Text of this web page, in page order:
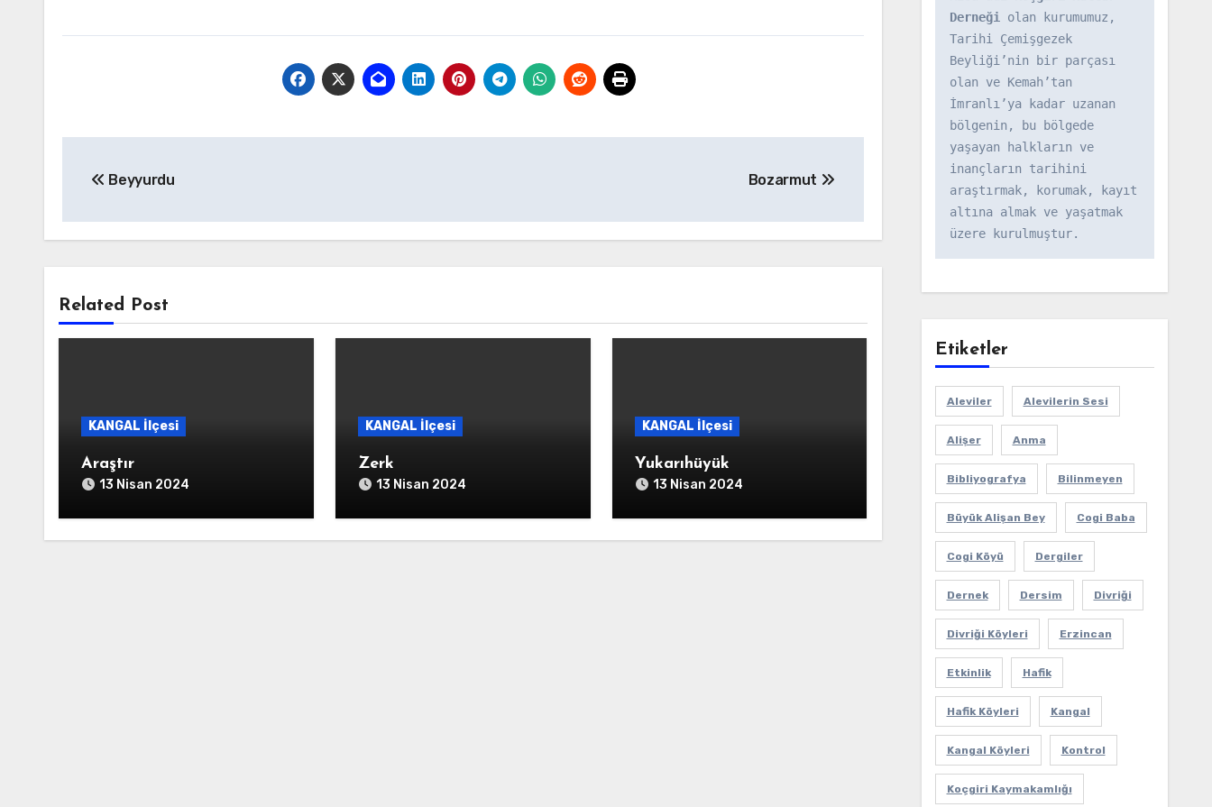
gezinmesi
Beyyurdu Bozarmut
Related Post
KANGAL İlçesi
Araştır
13 Nisan 2024
KANGAL İlçesi
Zerk
13 Nisan 2024
KANGAL İlçesi
Yukarıhüyük
13 Nisan 2024
Derneği olan kurumumuz,
Tarihi Çemişgezek
Beyliği’nin bir parçası
olan ve Kemah’tan
İmranlı’ya kadar uzanan
bölgenin, bu bölgede
yaşayan halkların ve
inançların tarihini
araştırmak, korumak, kayıt
altına almak ve yaşatmak
üzere kurulmuştur.
Etiketler
Aleviler Alevilerin Sesi
Alişer Anma
Bibliyografya Bilinmeyen
Büyük Alişan Bey Cogi Baba
Cogi Köyü Dergiler
Dernek Dersim Divriği
Divriği Köyleri Erzincan
Etkinlik Hafik
Hafik Köyleri Kangal
Kangal Köyleri Kontrol
Koçgiri Kaymakamlığı